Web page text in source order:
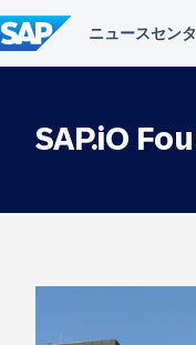
ン
テ
ン
SAP.iO